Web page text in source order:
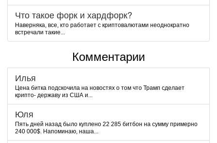
Что такое форк и хардфорк?
Наверняка, все, кто работает с криптовалютами неоднократно
встречали такие...
Комментарии
Илья
Цена битка подскочила на новостях о том что Трамп сделает
крипто- державу из США и...
Юля
Пять дней назад было куплено 22 285 битбон на сумму примерно
240 000$. Напоминаю, наша...